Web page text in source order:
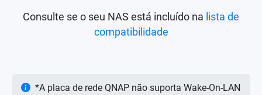
Consulte se o seu NAS está incluído na lista de
compatibilidade
*A placa de rede QNAP não suporta Wake-On-LAN